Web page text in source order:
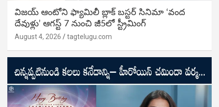
విజ‌య్ ఆంటోని ఫ్యామిలీ బ్లాక్ బ‌స్ట‌ర్‌ సినిమా ‘వంద
దేవుళ్లు’ ఆగస్ట్ 7 నుంచి జీ5లో స్ట్రీమింగ్
August 4, 2026 tagtelugu.com